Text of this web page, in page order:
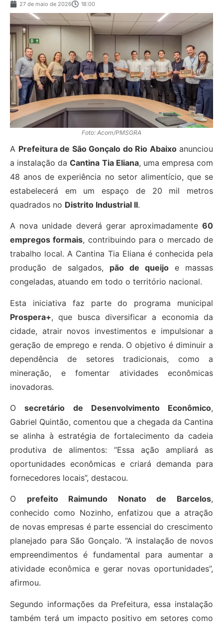
27 de maio de 2026 18:00
Foto: Acom/PMSGRA
A Prefeitura de São Gonçalo do Rio Abaixoanunciou
a instalação daCantina Tia Eliana, uma empresa com
48 anos de experiência no setor alimentício, que se
estabelecerá em um espaço de 20 mil metros
quadrados no Distrito Industrial II.
A nova unidade deverá gerar aproximadamente 60
empregos formais, contribuindo para o mercado de
trabalho local. A Cantina Tia Eliana é conhecida pela
produção de salgados, pão de queijo e massas
congeladas, atuando em todo o território nacional.
Esta iniciativa faz parte do programa municipal
Prospera+, que busca diversificar a economia da
cidade, atrair novos investimentos e impulsionar a
geração de emprego e renda. O objetivo é diminuir a
dependência de setores tradicionais, como a
mineração, e fomentar atividades econômicas
inovadoras.
Osecretário de Desenvolvimento Econômico,
Gabriel Quintão, comentou que a chegada da Cantina
se alinha à estratégia de fortalecimento da cadeia
produtiva de alimentos: “Essa ação ampliará as
oportunidades econômicas e criará demanda para
fornecedores locais”, destacou.
O prefeito Raimundo Nonato de Barcelos,
conhecido como Nozinho, enfatizou que a atração
de novas empresas é parte essencial do crescimento
planejado para São Gonçalo. “A instalação de novos
empreendimentos é fundamental para aumentar a
atividade econômica e gerar novas oportunidades”,
afirmou.
Segundo informações da Prefeitura, essa instalação
também terá um impacto positivo em setores como